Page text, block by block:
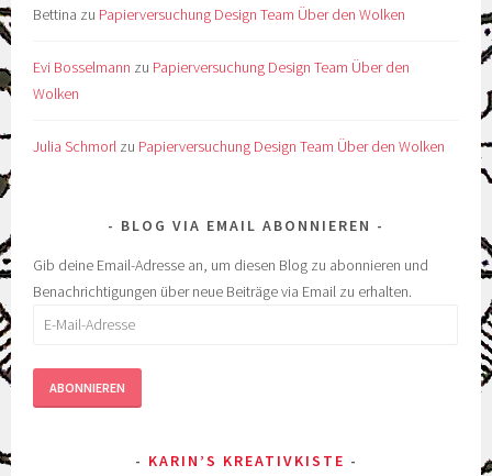
Bettina zu Papierversuchung Design Team Über den Wolken
Evi Bosselmann zu Papierversuchung Design Team Über den
Wolken
Julia Schmorl zu Papierversuchung Design Team Über den Wolken
BLOG VIA EMAIL ABONNIEREN
Gib deine Email-Adresse an, um diesen Blog zu abonnieren und
Benachrichtigungen über neue Beiträge via Email zu erhalten.
Adresse
ABONNIEREN
KARIN’S KREATIVKISTE